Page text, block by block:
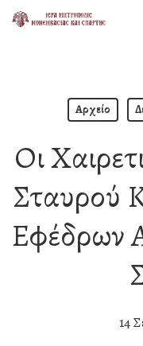
Skip
Αρχείο
Οι
Σταυρού
Εφέδρων
14